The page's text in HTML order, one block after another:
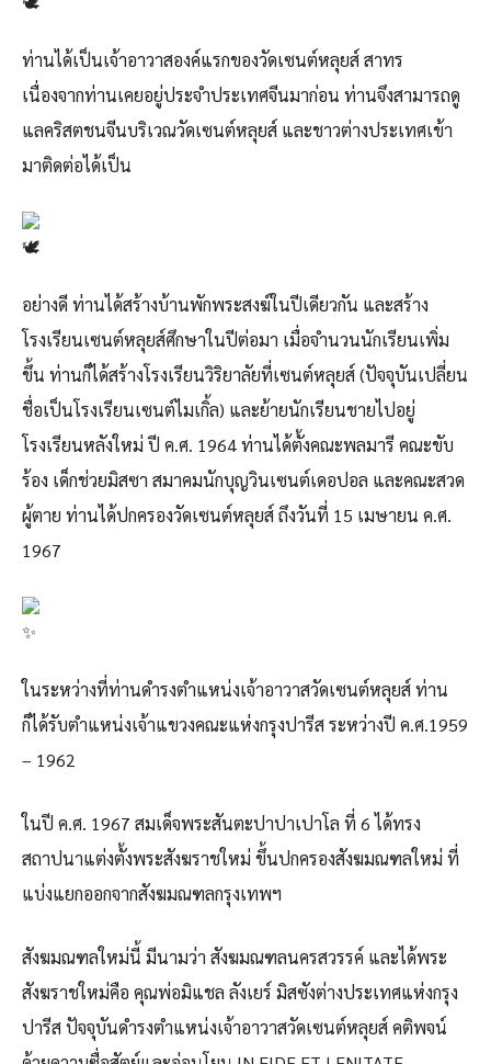
ท่านได้เป็นเจ้าอาวาสองค์แรกของวัดเซนต์หลุยส์ สาทร
เนื่องจากท่านเคยอยู่ประจำประเทศจีนมาก่อน ท่านจึงสามารถดู
แลคริสตชนจีนบริเวณวัดเซนต์หลุยส์ และชาวต่างประเทศเข้า
มาติดต่อได้เป็น
อย่างดี ท่านได้สร้างบ้านพักพระสงฆ์ในปีเดียวกัน และสร้าง
โรงเรียนเซนต์หลุยส์ศึกษาในปีต่อมา เมื่อจำนวนนักเรียนเพิ่ม
ขึ้น ท่านก็ได้สร้างโรงเรียนวิริยาลัยที่เซนต์หลุยส์ (ปัจจุบันเปลี่ยน
ชื่อเป็นโรงเรียนเซนต์ไมเกิ้ล) และย้ายนักเรียนชายไปอยู่
โรงเรียนหลังใหม่ ปี ค.ศ. 1964 ท่านได้ตั้งคณะพลมารี คณะขับ
ร้อง เด็กช่วยมิสซา สมาคมนักบุญวินเซนต์เดอปอล และคณะสวด
ผู้ตาย ท่านได้ปกครองวัดเซนต์หลุยส์ ถึงวันที่ 15 เมษายน ค.ศ.
1967
ในระหว่างที่ท่านดำรงตำแหน่งเจ้าอาวาสวัดเซนต์หลุยส์ ท่าน
ก็ได้รับตำแหน่งเจ้าแขวงคณะแห่งกรุงปารีส ระหว่างปี ค.ศ.1959
– 1962
ในปี ค.ศ. 1967 สมเด็จพระสันตะปาปาเปาโล ที่ 6 ได้ทรง
สถาปนาแต่งตั้งพระสังฆราชใหม่ ขึ้นปกครองสังฆมณฑลใหม่ ที่
แบ่งแยกออกจากสังฆมณฑลกรุงเทพฯ
สังฆมณฑลใหม่นี้ มีนามว่า สังฆมณฑลนครสวรรค์ และได้พระ
สังฆราชใหม่คือ คุณพ่อมิแชล ลังเยร์ มิสซังต่างประเทศแห่งกรุง
ปารีส ปัจจุบันดำรงตำแหน่งเจ้าอาวาสวัดเซนต์หลุยส์ คติพจน์